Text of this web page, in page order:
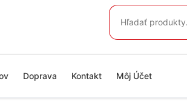
Hľadať:
Doprava Kontakt Môj Účet